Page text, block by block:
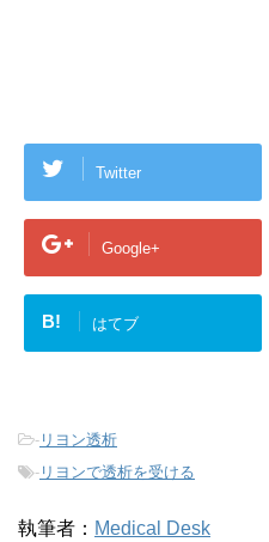
Twitter
Google+
B! はてブ
- リヨン透析
- リヨンで透析を受ける
執筆者： Medical Desk